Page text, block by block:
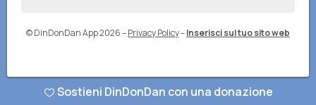
© DinDonDan App 2026–Privacy Policy–Inserisci sul tuo sito web
Sostieni DinDonDan con una donazione